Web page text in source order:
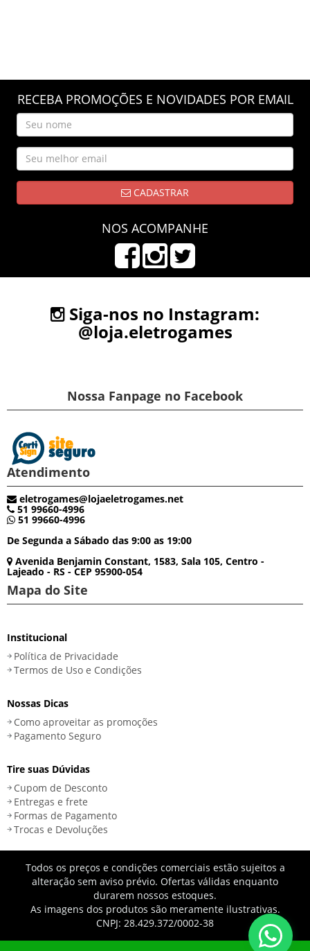
RECEBA PROMOÇÕES E NOVIDADES POR EMAIL
CADASTRAR
NOS ACOMPANHE
Siga-nos no Instagram:
@loja.eletrogames
Nossa Fanpage no Facebook
Atendimento
eletrogames@lojaeletrogames.net
51 99660-4996
51 99660-4996
De Segunda a Sábado das 9:00 as 19:00
Avenida Benjamin Constant, 1583, Sala 105, Centro -
Lajeado - RS - CEP 95900-054
Mapa do Site
Institucional
Política de Privacidade
Termos de Uso e Condições
Nossas Dicas
Como aproveitar as promoções
Pagamento Seguro
Tire suas Dúvidas
Cupom de Desconto
Entregas e frete
Formas de Pagamento
Trocas e Devoluções
Todos os preços e condições comerciais estão sujeitos a
alteração sem aviso prévio. Ofertas válidas enquanto
durarem nossos estoques.
As imagens dos produtos são meramente ilustrativas.
CNPJ: 28.429.372/0002-38